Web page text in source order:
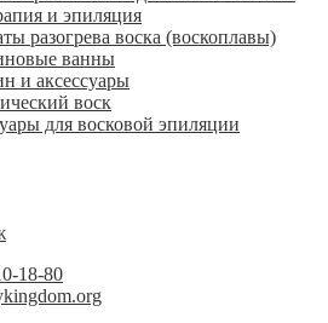
и эпиляция
разогрева воска (воскоплавы)
ванны
и аксессуары
воск
для восковой эпиляции
18-80